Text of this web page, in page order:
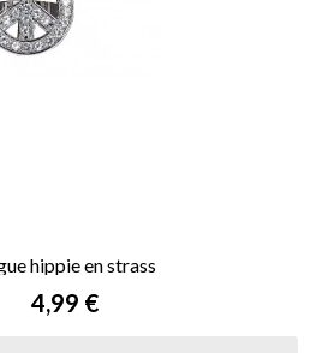
hippie en strass
Prix
4,99 €